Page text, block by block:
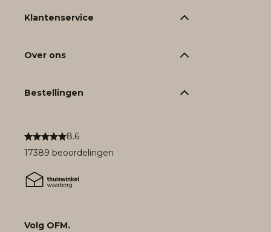
8.6
17389 beoordelingen
Volg OFM.
Klantenservice
Over ons
Bestellingen